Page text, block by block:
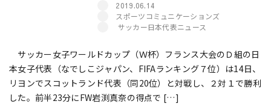
2019.06.14
スポーツコミュニケーションズ
サッカー日本代表ニュース
サッカー女子ワールドカップ（Ｗ杯）フランス大会のＤ組の日
本女子代表（なでしこジャパン、FIFAランキング７位）は14日、
リヨンでスコットランド代表（同20位）と対戦し、２対１で勝利
した。前半23分にFW岩渕真奈の得点で […]